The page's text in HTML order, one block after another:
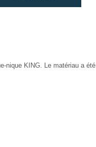
nique KING. Le matériau a été